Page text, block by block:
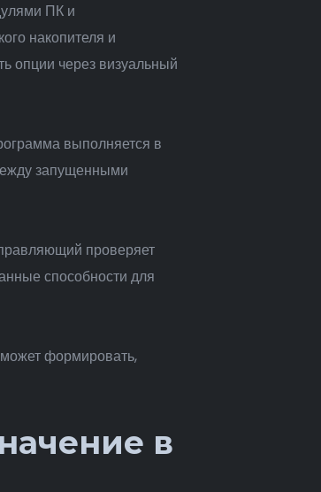
ПК и
накопителя и
опции через визуальный
выполняется в
запущенными
проверяет
способности для
формировать,
в